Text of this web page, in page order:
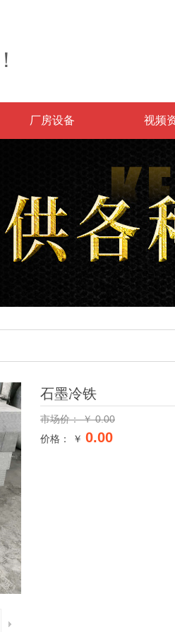
厂房设备 视频
石墨冷铁
市场价：￥0.00
价格： ￥ 0.00